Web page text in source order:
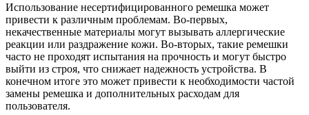
Использование несертифицированного ремешка может
привести к различным проблемам. Во-первых,
некачественные материалы могут вызывать аллергические
реакции или раздражение кожи. Во-вторых, такие ремешки
часто не проходят испытания на прочность и могут быстро
выйти из строя, что снижает надежность устройства. В
конечном итоге это может привести к необходимости частой
замены ремешка и дополнительных расходам для
пользователя.